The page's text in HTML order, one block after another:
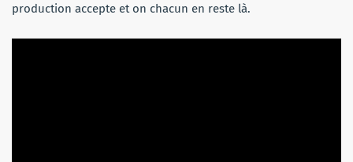
production accepte et on chacun en reste là.